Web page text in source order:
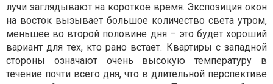
лучи заглядывают на короткое время. Экспозиция окон
на восток вызывает большое количество света утром,
меньшее во второй половине дня – это будет хороший
вариант для тех, кто рано встает. Квартиры с западной
стороны означают очень высокую температуру в
течение почти всего дня, что в длительной перспективе